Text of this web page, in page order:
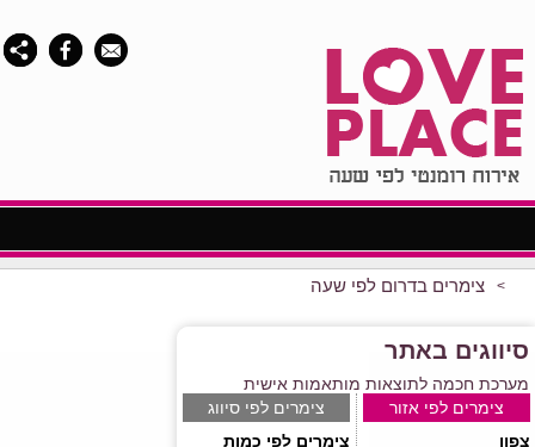
> צימרים בדרום לפי שעה
סיווגים באתר
מערכת חכמה לתוצאות מותאמות אישית
צימרים לפי אזור
צפון
צימרים לפי סיווג
צימרים לפי כמות